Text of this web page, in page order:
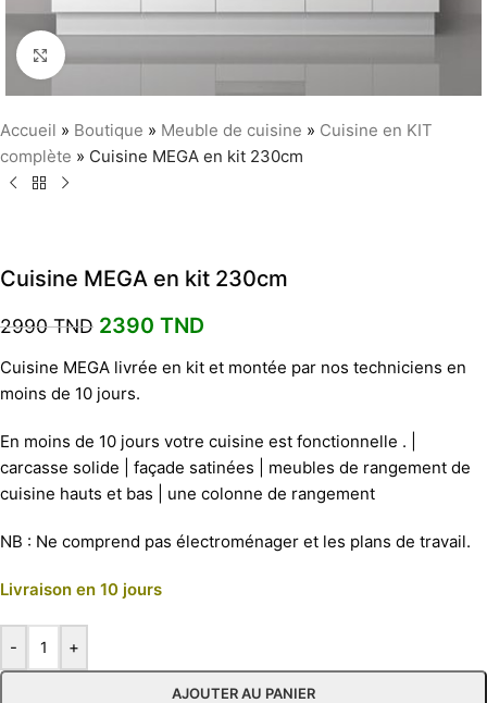
Agrandir
Accueil » Boutique » Meuble de cuisine » Cuisine en KIT
complète » Cuisine MEGA en kit 230cm
Cuisine MEGA en kit 230cm
2990TND 2390 TND
Cuisine MEGA livrée en kit et montée par nos techniciens en
moins de 10 jours.
En moins de 10 jours votre cuisine est fonctionnelle . |
carcasse solide | façade satinées | meubles de rangement de
cuisine hauts et bas | une colonne de rangement
NB : Ne comprend pas électroménager et les plans de travail.
Livraison en 10 jours
- +
AJOUTER AU PANIER